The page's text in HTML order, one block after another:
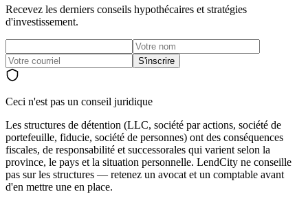
Recevez les derniers conseils hypothécaires et stratégies
d'investissement.
S'inscrire
Ceci n'est pas un conseil juridique
Les structures de détention (LLC, société par actions, société de
portefeuille, fiducie, société de personnes) ont des conséquences
fiscales, de responsabilité et successorales qui varient selon la
province, le pays et la situation personnelle. LendCity ne conseille
pas sur les structures — retenez un avocat et un comptable avant
d'en mettre une en place.